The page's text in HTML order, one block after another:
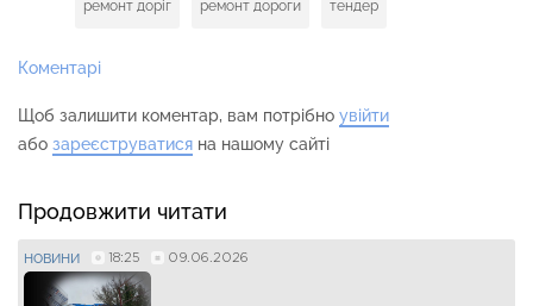
ремонт доріг ремонт дороги тендер
Коментарі
Щоб залишити коментар, вам потрібно увійти
або зареєструватися на нашому сайті
Продовжити читати
НОВИНИ 18:25 09.06.2026